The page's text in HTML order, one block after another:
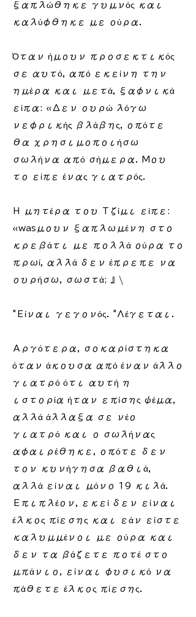
ξαπλώθηκε γυμνός και
καλύφθηκε με ούρα.
Όταν ήμουν προσεκτικός
σε αυτό, από εκείνη την
ημέρα και μετά, ξαφνικά
είπα: «Δεν ουρώ λόγω
νεφρικής βλάβης, οπότε
θα χρησιμοποιήσω
σωλήνα από σήμερα. Μου
το είπε ένας γιατρός.
Η μητέρα του Τζίμι είπε:
«wasμουν ξαπλωμένη στο
κρεβάτι με πολλά ούρα το
πρωί, αλλά δεν έπρεπε να
ουρήσω, σωστά; 』\
"Είναι γεγονός. "Λέγεται.
Αργότερα, σοκαρίστηκα
όταν άκουσα από έναν άλλο
γιατρό ότι αυτή η
ιστορία ήταν επίσης ψέμα,
αλλά άλλαξα σε νέο
γιατρό και ο σωλήνας
αφαιρέθηκε, οπότε δεν
τον κυνήγησα βαθιά,
αλλά είναι μόνο 19 κιλά.
Επιπλέον, εκεί δεν είναι
έλκος πίεσης και εάν είστε
καλυμμένοι με ούρα και
δεν τα βάζετε ποτέ στο
μπάνιο, είναι φυσικό να
πάθετε έλκος πίεσης.